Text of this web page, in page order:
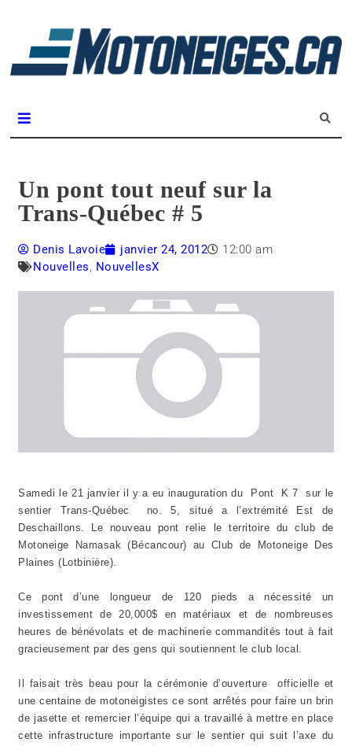
Un pont tout neuf sur la
Trans-Québec # 5
Denis Lavoie janvier 24, 2012
12:00 am
Nouvelles, NouvellesX
Samedi le 21 janvier il y a eu inauguration du Pont K 7 sur le
sentier Trans-Québec no. 5, situé a l’extrémité Est de
Deschaillons. Le nouveau pont relie le territoire du club de
Motoneige Namasak (Bécancour) au Club de Motoneige Des
Plaines (Lotbinière).
Ce pont d’une longueur de 120 pieds a nécessité un
investissement de 20,000$ en matériaux et de nombreuses
heures de bénévolats et de machinerie commandités tout à fait
gracieusement par des gens qui soutiennent le club local.
Il faisait très beau pour la cérémonie d’ouverture officielle et
une centaine de motoneigistes ce sont arrêtés pour faire un brin
de jasette et remercier l’équipe qui a travaillé à mettre en place
cette infrastructure importante sur le sentier qui suit l’axe du